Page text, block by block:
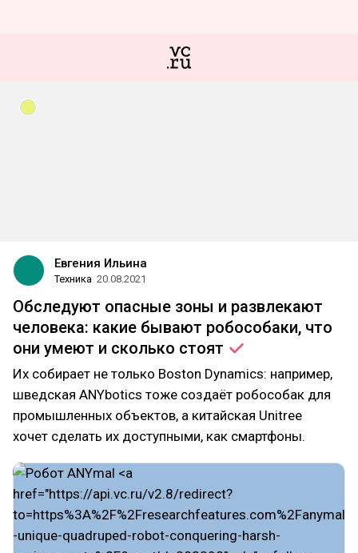
Евгения Ильина
Техника 20.08.2021
Обследуют опасные зоны и развлекают
человека: какие бывают робособаки, что
они умеют и сколько стоят
Их собирает не только Boston Dynamics: например,
шведская ANYbotics тоже создаёт робособак для
промышленных объектов, а китайская Unitree
хочет сделать их доступными, как смартфоны.